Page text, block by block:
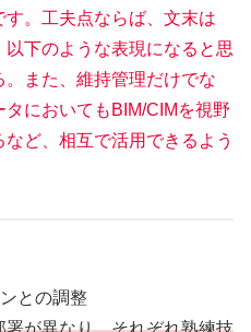
。工夫点ならば、文末は
以下のような表現になると思
また、維持管理だけでな
においてもBIM/CIMを視野
ど、相互で活用できるよう
との調整
が異なり、それぞれ熟練技